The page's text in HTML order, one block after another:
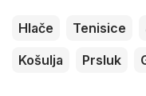
Hlače Tenisice
Košulja
Prsluk